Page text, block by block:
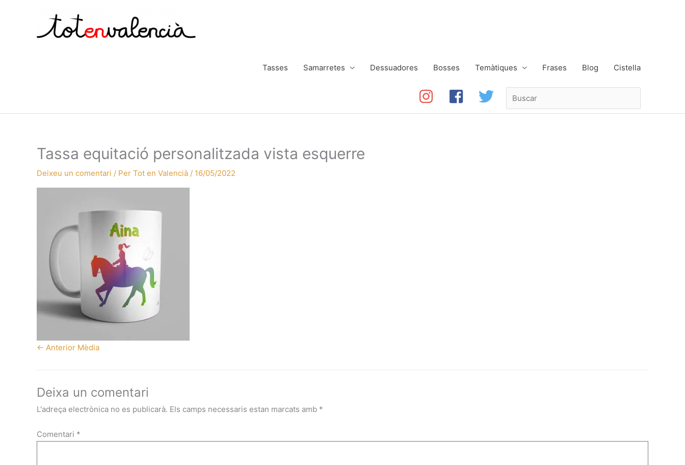
Tasses Samarretes Dessuadores Bosses Temàtiques Frases Blog Cistella
Tassa equitació personalitzada vista esquerre
Deixeu un comentari / Per Tot en Valencià / 16/05/2022
← Anterior Mèdia
Deixa un comentari
L'adreça electrònica no es publicarà. Els camps necessaris estan marcats amb *
Comentari *